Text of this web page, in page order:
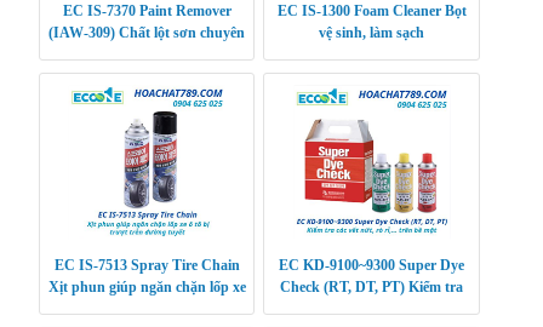
EC IS-7370 Paint Remover
(IAW-309) Chất lột sơn chuyên
EC IS-1300 Foam Cleaner Bọt
vệ sinh, làm sạch
EC IS-7513 Spray Tire Chain
Xịt phun giúp ngăn chặn lốp xe
EC KD-9100~9300 Super Dye
Check (RT, DT, PT) Kiểm tra